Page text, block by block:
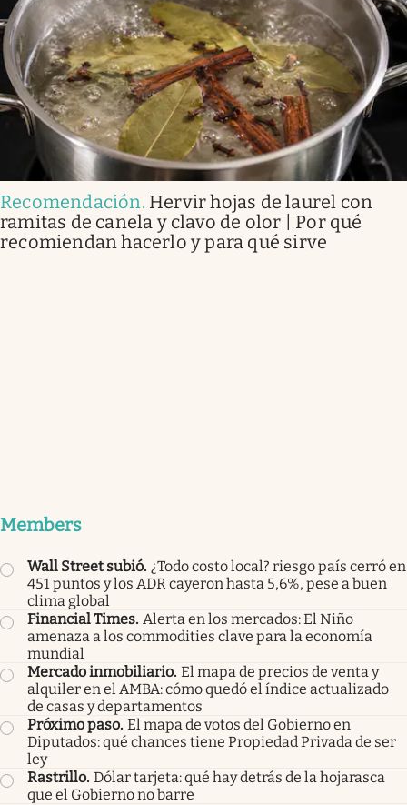
Recomendación. Hervir hojas de laurel con
ramitas de canela y clavo de olor | Por qué
recomiendan hacerlo y para qué sirve
Members
Wall Street subió. ¿Todo costo local? riesgo país cerró en
451 puntos y los ADR cayeron hasta 5,6%, pese a buen
clima global
Financial Times. Alerta en los mercados: El Niño
amenaza a los commodities clave para la economía
mundial
Mercado inmobiliario. El mapa de precios de venta y
alquiler en el AMBA: cómo quedó el índice actualizado
de casas y departamentos
Próximo paso. El mapa de votos del Gobierno en
Diputados: qué chances tiene Propiedad Privada de ser
ley
Rastrillo. Dólar tarjeta: qué hay detrás de la hojarasca
que el Gobierno no barre